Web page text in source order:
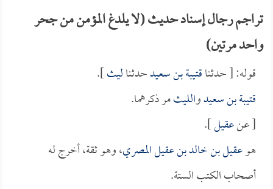
تراجم رجال إسناد حديث (لا يلدغ المؤمن من جحر
واحد مرتين)
قوله: [ حدثناقتيبة بن سعيدحدثناليث].
قتيبة بن سعيدوالليثمر ذكرهما.
[ عنعقيل].
هوعقيل بن خالد بن عقيل المصري، وهو ثقة، أخرج له
أصحاب الكتب الستة.